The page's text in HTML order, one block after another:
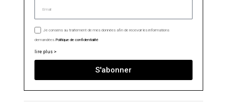
Je consens au traitement de mes données afin de recevoir les informations
demandées.Politique de confidentialité
lire plus >
S'abonner